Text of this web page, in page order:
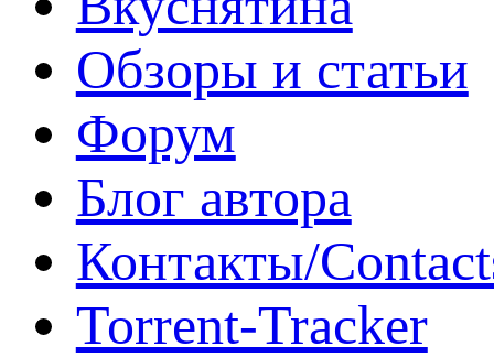
Обзоры и статьи
Форум
Блог автора
Контакты/
Torrent-Tracker